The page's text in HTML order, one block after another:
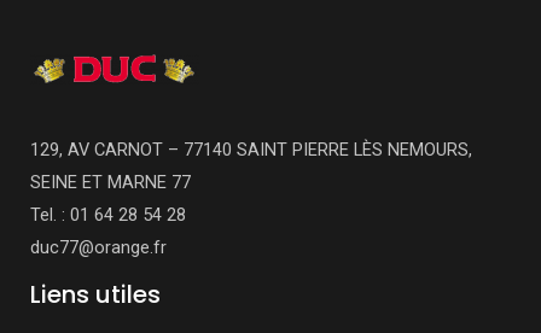
129, AV CARNOT – 77140 SAINT PIERRE LÈS NEMOURS,
SEINE ET MARNE 77
Tel. : 01 64 28 54 28
duc77@orange.fr
Liens utiles